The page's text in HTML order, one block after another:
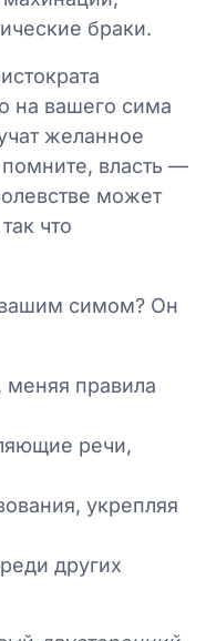
браки.
на вашего сима
желанное
власть —
может
что
симом? Он
меняя правила
речи,
укрепляя
других